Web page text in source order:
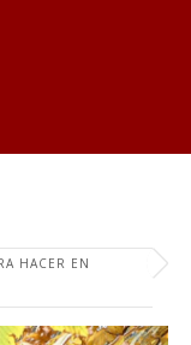
HACER EN